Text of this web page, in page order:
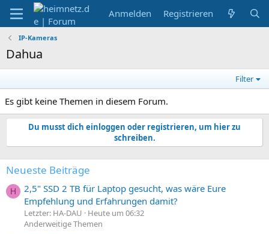
Anmelden Registrieren
IP-Kameras
Dahua
Filter
Es gibt keine Themen in diesem Forum.
Du musst dich einloggen oder registrieren, um hier zu
schreiben.
Neueste Beiträge
H
2,5" SSD 2 TB für Laptop gesucht, was wäre Eure
Empfehlung und Erfahrungen damit?
Letzter: HA-DAU
Heute um 06:32
Anderweitige Themen